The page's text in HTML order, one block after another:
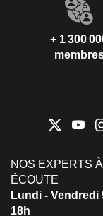
+ 1 300
NOS EXPERTS
ÉCOUTE
Lundi - Vendredi
18h